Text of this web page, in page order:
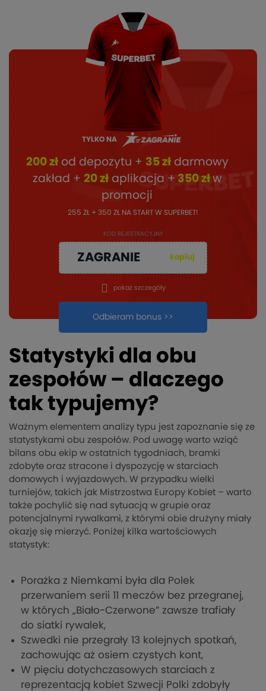
TYLKO NA
200 złod depozytu + 35 złdarmowy
zakład + 20 złaplikacja + 350 zł w
promocji
255 ZŁ + 350 ZŁ NA START W SUPERBET!
KOD REJESTRACYJNY
ZAGRANIE kopiuj
Odbieram bonus >>
pokaż szczegóły
Statystyki dla obu
zespołów – dlaczego
tak typujemy?
Ważnym elementem analizy typu jest zapoznanie się ze
statystykami obu zespołów. Pod uwagę warto wziąć
bilans obu ekip w ostatnich tygodniach, bramki
zdobyte oraz stracone i dyspozycję w starciach
domowych i wyjazdowych. W przypadku wielki
turniejów, takich jak Mistrzostwa Europy Kobiet – warto
także pochylić się nad sytuacją w grupie oraz
potencjalnymi rywalkami, z którymi obie drużyny miały
okazję się mierzyć. Poniżej kilka wartościowych
statystyk:
Porażka z Niemkami była dla Polek
przerwaniem serii 11 meczów bez przegranej,
w których „Biało-Czerwone” zawsze trafiały
do siatki rywalek,
Szwedki nie przegrały 13 kolejnych spotkań,
zachowując aż osiem czystych kont,
W pięciu dotychczasowych starciach z
reprezentacją kobiet Szwecji Polki zdobyły